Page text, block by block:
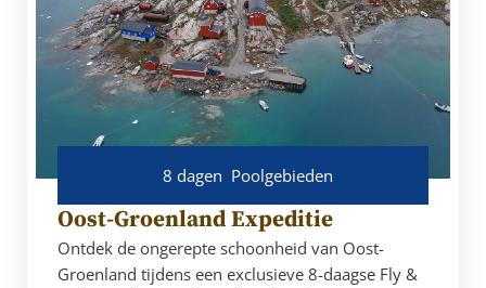
8 dagen Poolgebieden
Oost-Groenland Expeditie
Ontdek de ongerepte schoonheid van Oost-
Groenland tijdens een exclusieve 8-daagse Fly &